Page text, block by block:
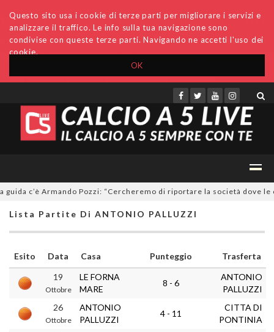
OK
Questo sito usa i cookie di terze parti per migliorare i servizi e
analizzare il traffico. Le info sulla tua navigazione sono
condivise con queste terze parti. Navigando ne accetti l'uso dei
cookie.
Accedi Archivio Invio comunicati Redazione
c’è Armando Pozzi: “Cercheremo di riportare la società dove le
Lista Partite Di ANTONIO PALLUZZI
Esito Data Casa Punteggio
Trasferta
19
Ottobre
LE FORNA
MARE
8 - 6
ANTONIO
PALLUZZI
26
Ottobre
ANTONIO
PALLUZZI
4 - 11
CITTA DI
PONTINIA